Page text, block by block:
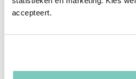
accepteert.